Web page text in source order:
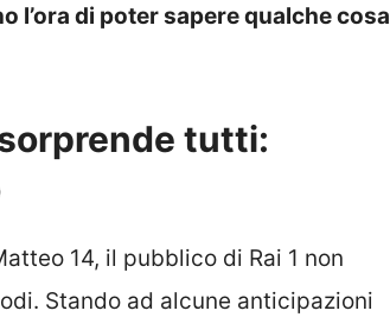
l’ora di poter sapere qualche cosa
tutti:
14, il pubblico di Rai 1 non
Stando ad alcune anticipazioni